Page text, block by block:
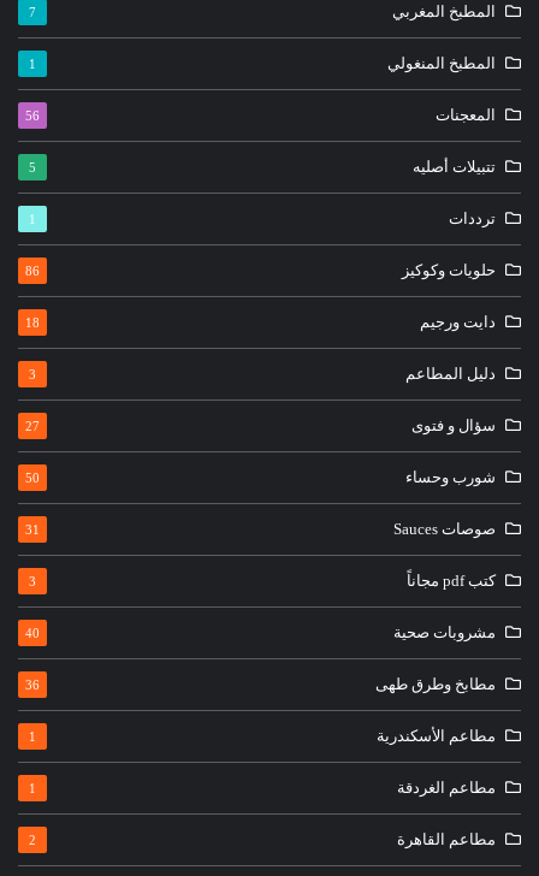
المطبخ المغربي 7
المطبخ المنغولي 1
المعجنات 56
تتبيلات أصليه 5
ترددات 1
حلويات وكوكيز 86
دايت ورجيم 18
دليل المطاعم 3
سؤال و فتوى 27
شورب وحساء 50
صوصات Sauces 31
كتب pdf مجاناً 3
مشروبات صحية 40
مطابخ وطرق طهى 36
مطاعم الأسكندرية 1
مطاعم الغردقة 1
مطاعم القاهرة 2